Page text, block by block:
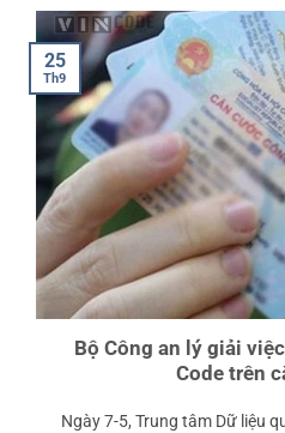
Bộ Công an lý giải
Code trên
Ngày 7-5, Trung tâm Dữ liệu
25
Th9